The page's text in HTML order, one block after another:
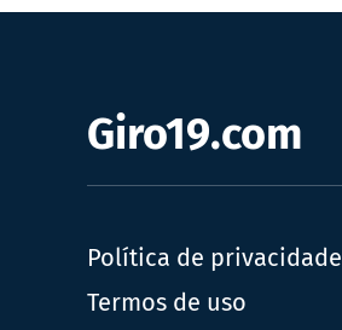
Giro19.com
Política de privacidade
Termos de uso